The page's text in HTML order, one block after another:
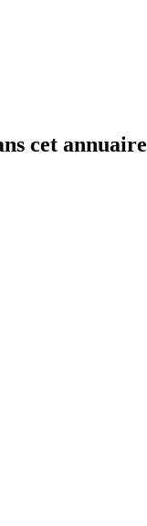
cet annuaire